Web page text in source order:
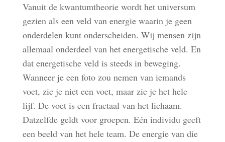
Vanuit de kwantumtheorie wordt het universum
gezien als een veld van energie waarin je geen
onderdelen kunt onderscheiden. Wij mensen zijn
allemaal onderdeel van het energetische veld. En
dat energetische veld is steeds in beweging.
Wanneer je een foto zou nemen van iemands
voet, zie je niet een voet, maar zie je het hele
lijf. De voet is een fractaal van het lichaam.
Datzelfde geldt voor groepen. Eén individu geeft
een beeld van het hele team. De energie van die